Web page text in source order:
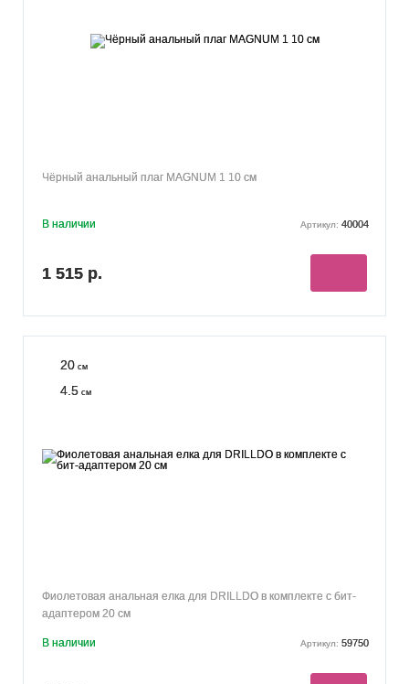
Чёрный анальный плаг MAGNUM 1 10 см
В наличии Артикул: 40004
1 515 р.
20 см
4.5 см
Фиолетовая анальная елка для DRILLDO в комплекте с бит-
адаптером 20 см
В наличии Артикул: 59750